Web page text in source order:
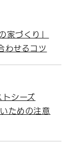
家づくり」
わせるコツ
シーズ
ための注意